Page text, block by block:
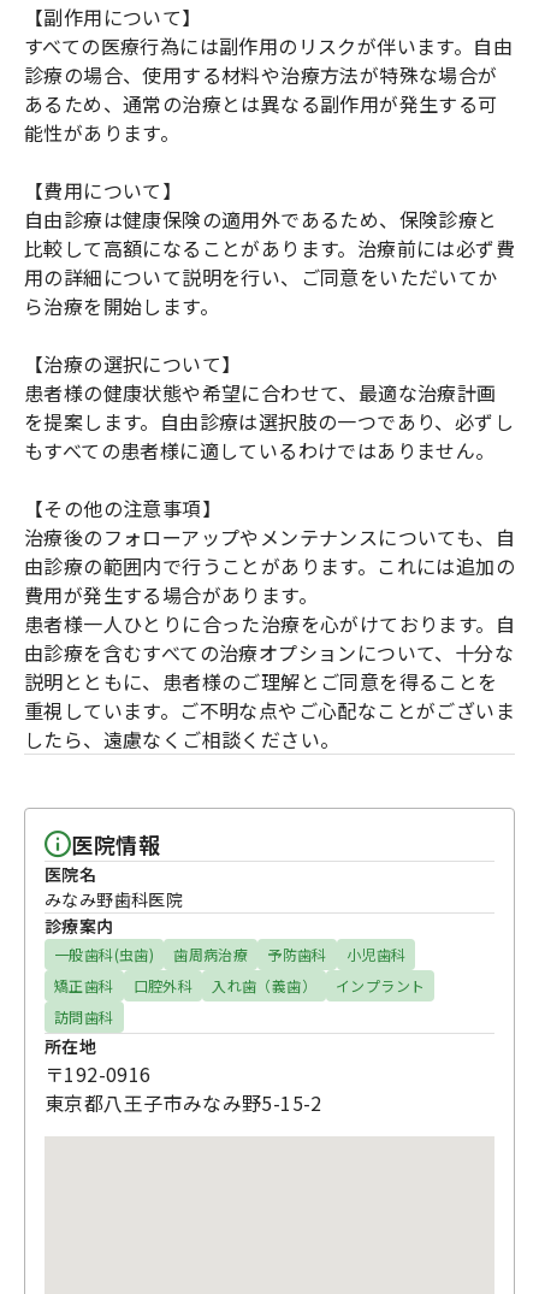
【副作用について】
すべての医療行為には副作用のリスクが伴います。自由
診療の場合、使用する材料や治療方法が特殊な場合が
あるため、通常の治療とは異なる副作用が発生する可
能性があります。
【費用について】
自由診療は健康保険の適用外であるため、保険診療と
比較して高額になることがあります。治療前には必ず費
用の詳細について説明を行い、ご同意をいただいてか
ら治療を開始します。
【治療の選択について】
患者様の健康状態や希望に合わせて、最適な治療計画
を提案します。自由診療は選択肢の一つであり、必ずし
もすべての患者様に適しているわけではありません。
【その他の注意事項】
治療後のフォローアップやメンテナンスについても、自
由診療の範囲内で行うことがあります。これには追加の
費用が発生する場合があります。
患者様一人ひとりに合った治療を心がけております。自
由診療を含むすべての治療オプションについて、十分な
説明とともに、患者様のご理解とご同意を得ることを
重視しています。ご不明な点やご心配なことがございま
したら、遠慮なくご相談ください。
医院情報
医院名
みなみ野歯科医院
診療案内
一般歯科(虫歯) 歯周病治療 予防歯科
小児歯科
矯正歯科
口腔外科 入れ歯（義歯）
インプラント
訪問歯科
所在地
〒192-0916
東京都八王子市みなみ野5-15-2